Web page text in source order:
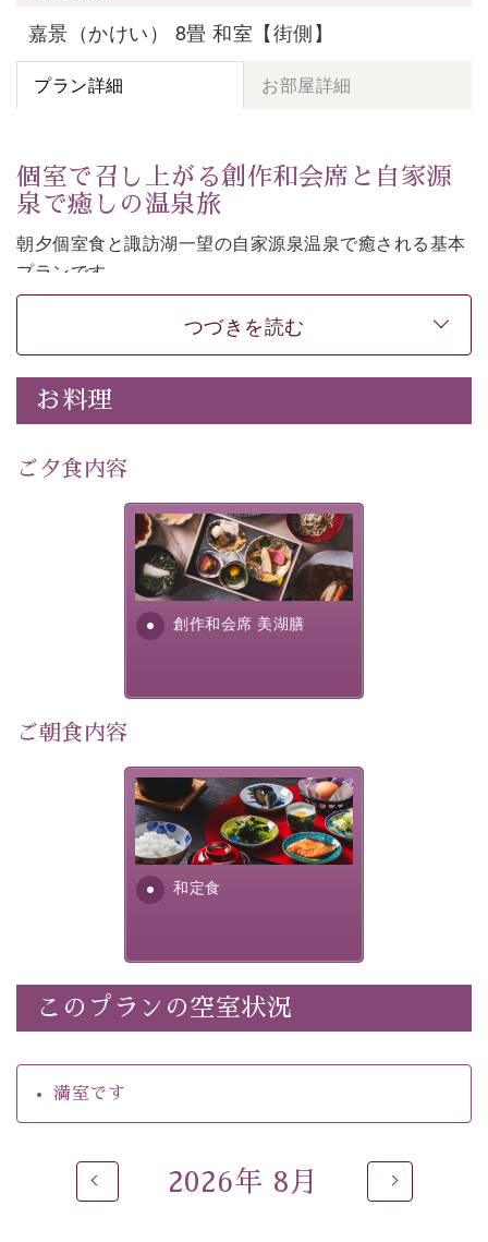
嘉景（かけい） 8畳 和室【街側】
プラン詳細 お部屋詳細
個室で召し上がる創作和会席と自家源
泉で癒しの温泉旅
朝夕個室食と諏訪湖一望の自家源泉温泉で癒される基本
プランです。
諏訪湖を眺めながら幽玄な装飾の館内で静かに寛いでお
-----------【安心への取り組み】----------
個室料亭、貸切風呂のご利用が可能な上、 安心安全にご
滞在いただけるよう
30項目以上からなる独自の衛生・消毒プログラムの基、
徹底した衛生管理を行っております。
---------------------------------------------
・朝夕個室料亭で個室食
・諏訪大社4社を巡る無料参拝バス（事前予約制）
・館内着をご用意
・環境に配慮したアメニティをご用意
・館内フリーWi-Fi
・チェックイン15時、チェックアウト10時
・朝夕個室料亭で個室食
・夕食は地産地消の創作和会席 美湖膳（二十四節気と
・朝食はこだわりの味噌汁をはじめとした和定食
【温泉】
自家源泉「美翠源泉」は酸化の進みが遅く新鮮で若返り
の効果が高い、極めて希有な源泉です。身も心も癒され
るご入浴をお愉しみください。
■お座敷風呂（大浴場）
用。 足元が柔らかく、そして滑りにくい畳のお風呂で
つづきを読む
お料理
ご夕食内容
創作和会席 美湖膳
美湖膳とは諏訪の地で特別を
提供する為に料理長・神原 裕
明が考え出した創作和会席で
す。美しい諏訪湖の幸...
ご朝食内容
和定食
さっぱりとした和食膳に使わ
れる食材は、諏訪の名産品を
ふんだんに取り入れ、安心・
安全を心掛けた長野県産...
このプランの空室状況
満室です
2026年 8月